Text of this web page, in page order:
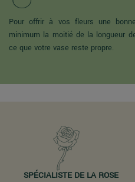
Pour offrir à vos fleurs une
minimum la moitié de la longueur
ce que votre vase reste propre.
SPÉCIALISTE DE LA ROSE